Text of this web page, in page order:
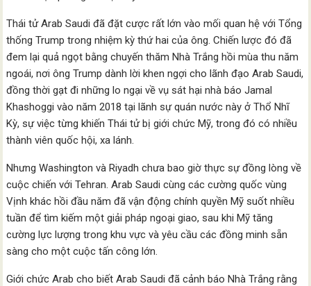
Thái tử Arab Saudi đã đặt cược rất lớn vào mối quan hệ với Tổng
thống Trump trong nhiệm kỳ thứ hai của ông. Chiến lược đó đã
đem lại quả ngọt bằng chuyến thăm Nhà Trắng hồi mùa thu năm
ngoái, nơi ông Trump dành lời khen ngợi cho lãnh đạo Arab Saudi,
đồng thời gạt đi những lo ngại về vụ sát hại nhà báo Jamal
Khashoggi vào năm 2018 tại lãnh sự quán nước này ở Thổ Nhĩ
Kỳ, sự việc từng khiến Thái tử bị giới chức Mỹ, trong đó có nhiều
thành viên quốc hội, xa lánh.
Nhưng Washington và Riyadh chưa bao giờ thực sự đồng lòng về
cuộc chiến với Tehran. Arab Saudi cùng các cường quốc vùng
Vịnh khác hồi đầu năm đã vận động chính quyền Mỹ suốt nhiều
tuần để tìm kiếm một giải pháp ngoại giao, sau khi Mỹ tăng
cường lực lượng trong khu vực và yêu cầu các đồng minh sẵn
sàng cho một cuộc tấn công lớn.
Giới chức Arab cho biết Arab Saudi đã cảnh báo Nhà Trắng rằng